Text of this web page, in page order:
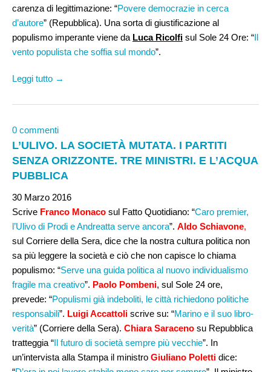
carenza di legittimazione: “Povere democrazie in cerca
d’autore” (Repubblica). Una sorta di giustificazione al
populismo imperante viene da Luca Ricolfi sul Sole 24 Ore: “Il
vento populista che soffia sul mondo”.
Leggi tutto →
0 commenti
L’ULIVO. LA SOCIETÀ MUTATA. I PARTITI
SENZA ORIZZONTE. TRE MINISTRI. E L’ACQUA
PUBBLICA
30 Marzo 2016
Scrive Franco Monaco sul Fatto Quotidiano: “Caro premier,
l’Ulivo di Prodi e Andreatta serve ancora”. Aldo Schiavone,
sul Corriere della Sera, dice che la nostra cultura politica non
sa più leggere la società e ciò che non capisce lo chiama
populismo: “Serve una guida politica al nuovo individualismo
fragile ma creativo”. Paolo Pombeni, sul Sole 24 ore,
prevede: “Populismi già indeboliti, le città richiedono politiche
responsabili”. Luigi Accattoli scrive su: “Marino e il suo libro-
verità” (Corriere della Sera). Chiara Saraceno su Repubblica
tratteggia “Il futuro di società sempre più vecchie”. In
un’intervista alla Stampa il ministro Giuliano Poletti dice: